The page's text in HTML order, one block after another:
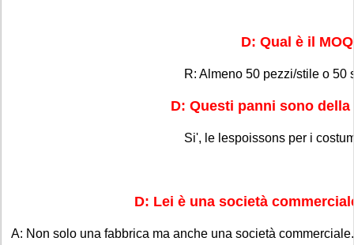
D: Qual è il
R: Almeno 50 pezzi/stile o 50
D: Questi panni sono della
Si', le lespoissons per i
D: Lei è una società
A: Non solo una fabbrica ma anche una società